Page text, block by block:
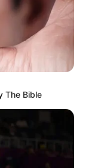
ปล่งประกาย
กจะมีเรื่องให้
นส่วนของหัวใจ
ความรักต่อ
ละกัน แต่ก็ยังมี
สนิยมบาง
งไรถ้าปรับ
ญหา เพราะ
The Bible